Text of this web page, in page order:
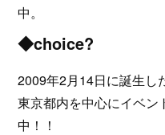
中。
◆choice?
2009年2月14日に誕生し
東京都内を中心にイベン
中！！